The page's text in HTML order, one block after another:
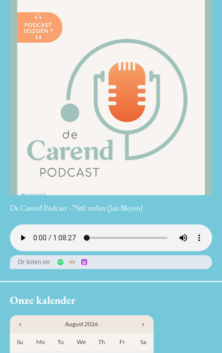
De Carend Podcast - 7Stil verlies (Jan Bleyen)
Or listen on
Onze kalender
« August 2026 »
Su Mo Tu We Th Fr Sa